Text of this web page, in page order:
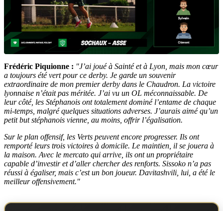
Frédéric Piquionne : "J’ai joué à Sainté et à Lyon, mais mon cœur
a toujours été vert pour ce derby. Je garde un souvenir
extraordinaire de mon premier derby dans le Chaudron. La victoire
lyonnaise n’était pas méritée. J’ai vu un OL méconnaissable. De
leur côté, les Stéphanois ont totalement dominé l’entame de chaque
mi-temps, malgré quelques situations adverses. J’aurais aimé qu’un
petit but stéphanois vienne, au moins, offrir l’égalisation.
Sur le plan offensif, les Verts peuvent encore progresser. Ils ont
remporté leurs trois victoires à domicile. Le maintien, il se jouera à
la maison. Avec le mercato qui arrive, ils ont un propriétaire
capable d’investir et d’aller chercher des renforts. Sissoko n’a pas
réussi à égaliser, mais c’est un bon joueur. Davitashvili, lui, a été le
meilleur offensivement."